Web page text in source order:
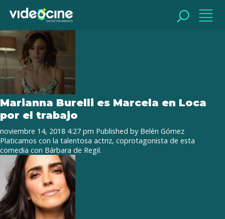
Tag Archive: Marianna Burelli
Marianna Burelli es Marcela en Loca
por el trabajo
noviembre 14, 2018 4:27 pm Published by Belén Gómez
Platicamos con la talentosa actriz, coprotagonista de esta
comedia con Bárbara de Regil.